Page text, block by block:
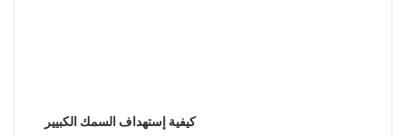
كيفية إستهداف السمك الكبيير